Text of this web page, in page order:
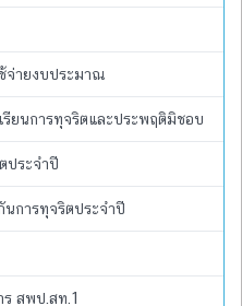
จ่ายงบประมาณ
รียนการทุจริตและประพฤติมิชอบ
ประจำปี
นการทุจริตประจำปี
ร สพป.สท.1